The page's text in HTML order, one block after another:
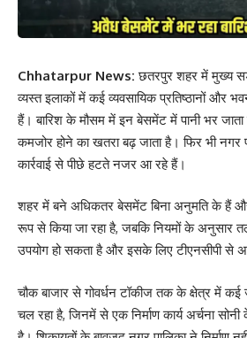
Chhatarpur News:छतरपुर शहर में मुख्य
व्यस्त इलाकों में कई व्यवसायिक प्रतिष्ठानों और
हैं। बारिश के मौसम में इन बेसमेंट में पानी भर
कमजोर होने का खतरा बढ़ जाता है। फिर भी नगर
कार्रवाई से पीछे हटते नजर आ रहे हैं।
शहर में बने अधिकतर बेसमेंट बिना अनुमति के हैं और
रूप से किया जा रहा है, जबकि नियमों के अनुसार
उपयोग हो सकता है और इसके लिए टीएनसीपी से
चौक बाजार से गोवर्धन टॉकीज तक के क्षेत्र में कई
चल रहा है, जिनमें से एक निर्माण कार्य अर्चना